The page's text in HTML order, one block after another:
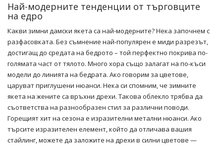
Най-модерните тенденции от търговците
на едро
Какви зимни дамски якета са най-модерните? Нека започнем с
разфасовката. Без съмнение най-популярен е миди разрезът,
достигащ до средата на бедрото – той перфектно покрива по-
голямата част от тялото. Много хора също залагат на по-къси
модели до линията на бедрата. Ако говорим за цветове,
царуват приглушени нюанси. Нека си спомним, че зимните
якета на жените са връхни дрехи. Такова облекло трябва да
съответства на разнообразен стил за различни поводи.
Горещият хит на сезона е изразителни метални нюанси. Ако
търсите изразителен елемент, който да отличава вашия
стайлинг, можете да заложите на дрехи в силни цветове —